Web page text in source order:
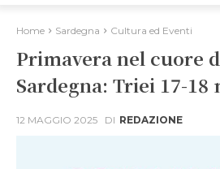
Home Sardegna Cultura ed Eventi
Primavera nel cuore
Sardegna: Triei 17-18
12 MAGGIO 2025 DI REDAZIONE